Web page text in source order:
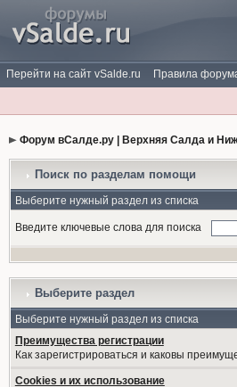
Перейти на сайт vSalde.ru Правила
Форум вСалде.ру | Верхняя Салда и
Поиск по разделам помощи
Выберите нужный раздел из списка
Введите ключевые слова для поиска
Выберите раздел
Выберите нужный раздел из списка
Преимущества регистрации
Как зарегистрироваться и каковы
Cookies и их использование